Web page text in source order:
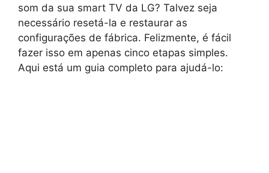
som da sua smart TV da LG? Talvez seja
necessário resetá-la e restaurar as
configurações de fábrica. Felizmente, é fácil
fazer isso em apenas cinco etapas simples.
Aqui está um guia completo para ajudá-lo: